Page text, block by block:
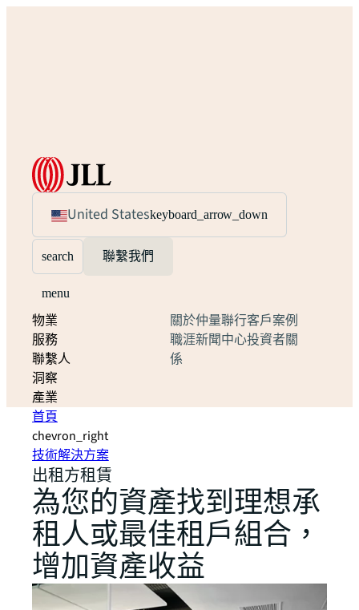
United Stateskeyboard_arrow_down
search 聯繫我們
menu
物業
服務
聯繫人
洞察
產業
關於仲量聯行客戶案例
職涯新聞中心投資者關
係
首頁
chevron_right
技術解決方案
出租方租賃
為您的資產找到理想承
租人或最佳租戶組合，
增加資產收益